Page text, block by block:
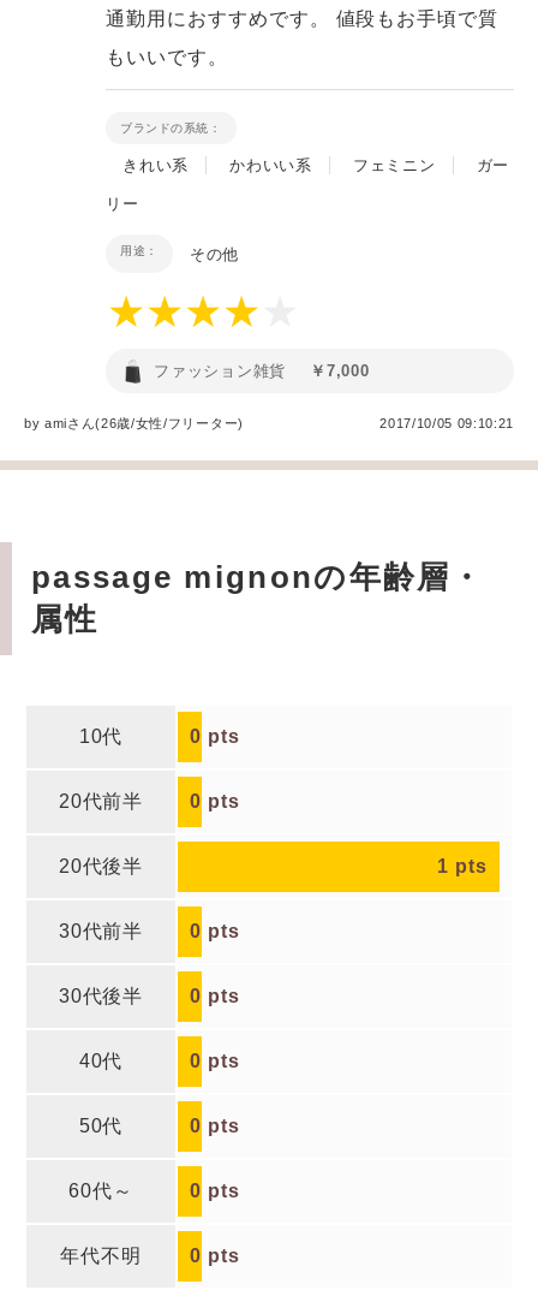
通勤用におすすめです。 値段もお手頃で質
もいいです。
ブランドの系統：
きれい系 かわいい系 フェミニン ガー
リー
用途： その他
ファッション雑貨 ￥7,000
byamiさん(26歳/女性/フリーター) 2017/10/05 09:10:21
passage mignonの年齢層・
属性
10代 0 pts
20代前半 0 pts
20代後半 1 pts
30代前半 0 pts
30代後半 0 pts
40代 0 pts
50代 0 pts
60代～ 0 pts
年代不明 0 pts